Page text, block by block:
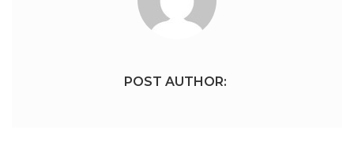
POST AUTHOR: